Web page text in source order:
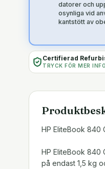
datorer och
osynliga vid
kantstött av
Certifierad
TRYCK FÖR MER INFO
HP EliteBook 840
HP EliteBook 840
på endast 1,5 kg